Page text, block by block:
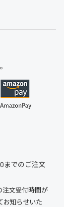
までのご注文
文受付時間が
お知らせいた